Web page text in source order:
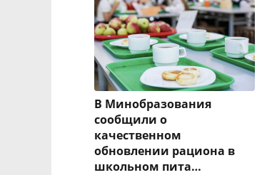
В Минобразования
сообщили о
качественном
обновлении рациона в
школьном пита…